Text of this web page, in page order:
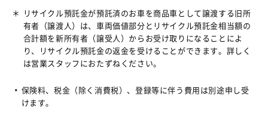
＊
リサイクル預託金が預託済のお車を商品車として譲渡する旧所
有者（譲渡人）は、車両価値部分とリサイクル預託金相当額の
合計額を新所有者（譲受人）からお受け取りになることによ
り、リサイクル預託金の返金を受けることができます。詳しく
は営業スタッフにおたずねください。
保険料、税金（除く消費税）、登録等に伴う費用は別途申し受
けます。